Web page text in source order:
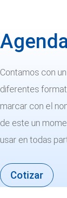
Contamos con
diferentes
marcar con el
de este un
usar en todas
Cotizar